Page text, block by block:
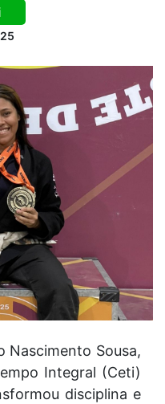
Nascimento Sousa,
Integral (Ceti)
disciplina e